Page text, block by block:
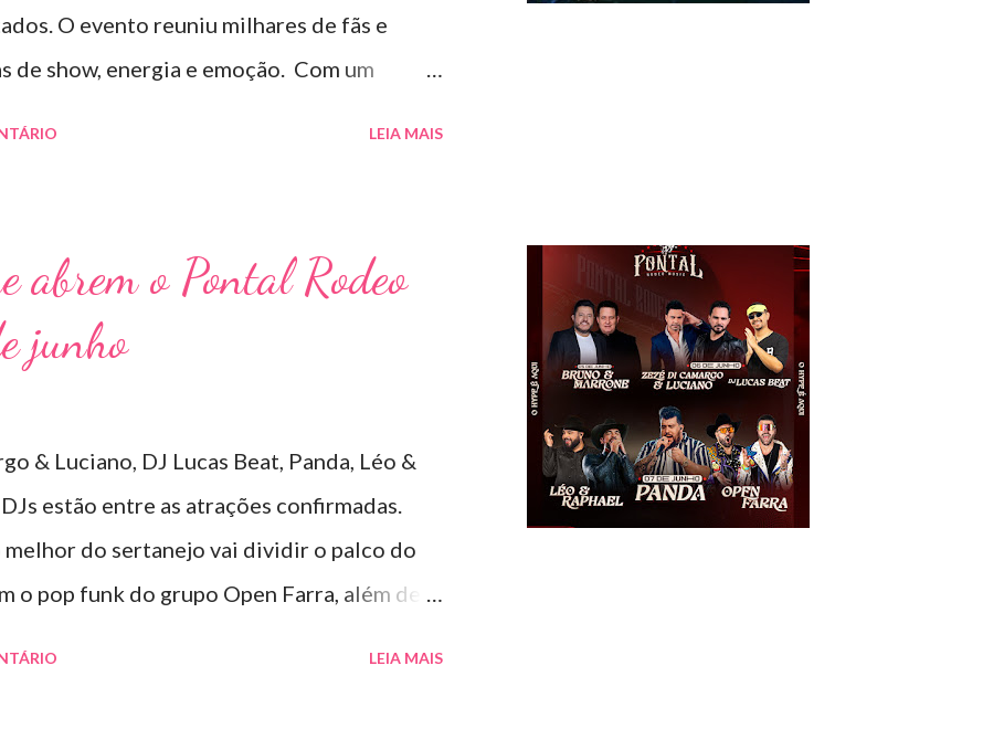
O evento reuniu milhares de fãs e
de show, energia e emoção. Com um
ao fim. Criado em 2018, o projeto
marca registrada da carreira da
show imersivo, com horas de duração,
sertanejo com homenagens a outros
Davi transitam com naturalidade entre os
como Sandy & Junior, CPM 22 e
LEIA MAIS
o Pontal Rodeo
junho
& Luciano, DJ Lucas Beat, Panda, Léo &
estão entre as atrações confirmadas.
melhor do sertanejo vai dividir o palco do
o pop funk do grupo Open Farra, além de
LEIA MAIS